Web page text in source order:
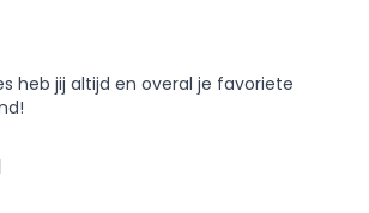
heb jij altijd en overal je favoriete